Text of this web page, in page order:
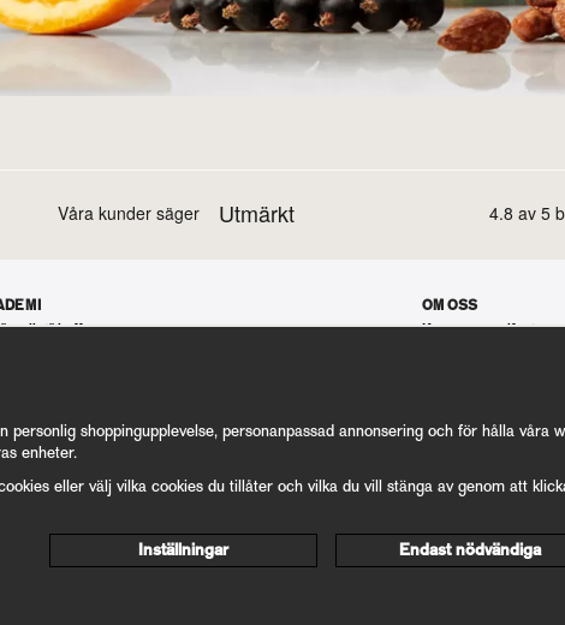
kaffe
Koppars kaffebönder
Siemens espressomaskin
OM OSS
Koppars manifest
Cookie Inställningar
personlig shoppingupplevelse, personanpassad annonsering och för hålla
enheter.
eller välj vilka cookies du tillåter och vilka du vill stänga av genom att
Inställningar Endast nödvändiga